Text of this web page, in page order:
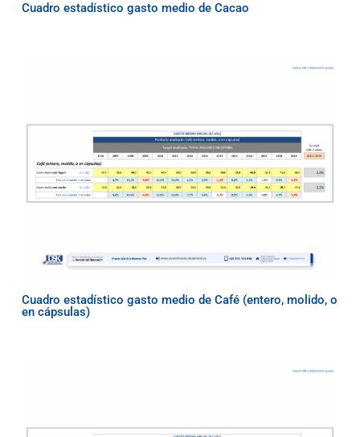
Cuadro estadístico gasto medio de Cacao
Cuadro estadístico gasto medio de Café (entero, molido, o
en cápsulas)